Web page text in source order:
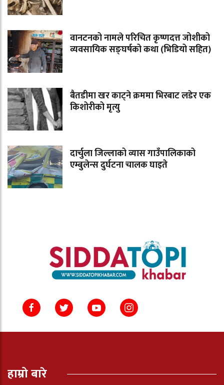
वानटनको नामले परिचित कृष्णदत्त जोशीको
व्यवसायिक सङ्घर्षको कथा (भिडियो सहित)
बैतडीमा खर काट्ने क्रममा भिरबाट लडेर एक
किशोरीको मृत्यु
दार्चुला जिल्लाको व्यास गाउँपालिकाको
एम्बुलेन्स दुर्घटना चालक घाइते
हाम्रो बारे